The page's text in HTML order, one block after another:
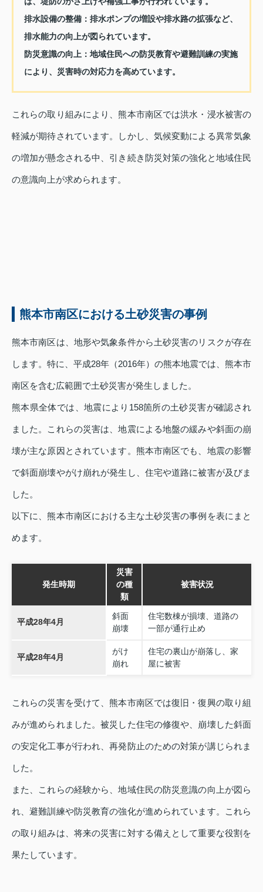
排水設備の整備：排水ポンプの増設や排水路の拡張など、
排水能力の向上が図られています。
防災意識の向上 ：地域住民への防災教育や避難訓練の実施
により、災害時の対応力を高めています。
これらの取り組みにより、熊本市南区では洪水・浸水被害の
軽減が期待されています。しかし、気候変動による異常気象
の増加が懸念される中、引き続き防災対策の強化と地域住民
の意識向上が求められます。
熊本市南区における土砂災害の事例
熊本市南区は、地形や気象条件から土砂災害のリスクが存在
します。特に、平成28年（2016年）の熊本地震では、熊本市
南区を含む広範囲で土砂災害が発生しました。
熊本県全体では、地震により158箇所の土砂災害が確認され
ました。これらの災害は、地震による地盤の緩みや斜面の崩
壊が主な原因とされています。熊本市南区でも、地震の影響
で斜面崩壊やがけ崩れが発生し、住宅や道路に被害が及びま
した。
以下に、熊本市南区における主な土砂災害の事例を表にまと
めます。
発生時期
災害
の種
類
被害状況
平成28年4月
斜面
崩壊
住宅数棟が損壊、道路の
一部が通行止め
平成28年4月
がけ
崩れ
住宅の裏山が崩落し、家
屋に被害
これらの災害を受けて、熊本市南区では復旧・復興の取り組
みが進められました。被災した住宅の修復や、崩壊した斜面
の安定化工事が行われ、再発防止のための対策が講じられま
した。
また、これらの経験から、地域住民の防災意識の向上が図ら
れ、避難訓練や防災教育の強化が進められています。これら
の取り組みは、将来の災害に対する備えとして重要な役割を
果たしています。